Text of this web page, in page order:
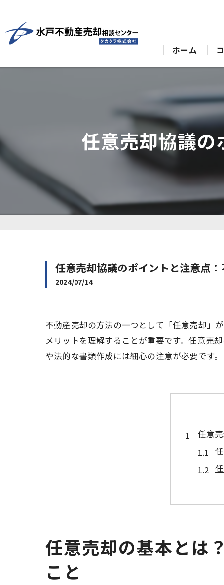
ホーム
任意売却協議
任意売却協議のポイントと注意点
2024/07/14
不動産売却の方法の一つとして「任意売却」
メリットを理解することが重要です。任意売
や法的な書類作成には細心の注意が必要です
任意
メリ
任意売却の基本とは
こと